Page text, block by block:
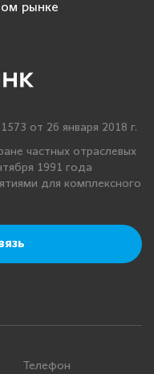
рынке
от 26 января 2018 г.
частных отраслевых
1991 года
для комплексного
Телефон